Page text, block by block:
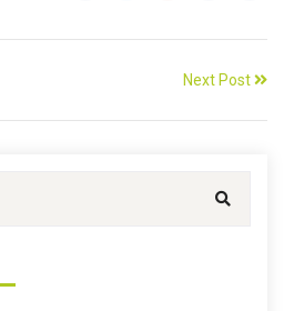
Next Post